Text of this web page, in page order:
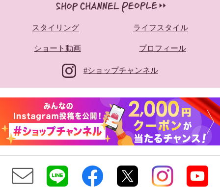
スタイリング ライフスタイル
ショート動画 プロフィール
#ショップチャンネル